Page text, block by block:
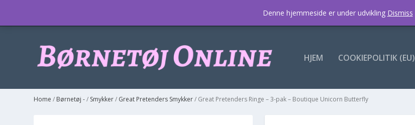
HJEM COOKIEPOLITIK (EU)
Home / Børnetøj -/ Smykker/ Great Pretenders Smykker/ Great Pretenders Ringe – 3-pak – Boutique Unicorn Butterfly
Denne hjemmeside er under udvikling Dismiss